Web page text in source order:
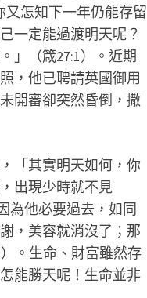
怎知下一年仍能存留
一定能過渡明天呢？
」（箴27:1）。近期
，他已聘請英國御用
開審卻突然昏倒，撒
「其實明天如何，你
出現少時就不見
為他必要過去，如同
，美容就消沒了；那
。生命、財富雖然存
能勝天呢！生命並非